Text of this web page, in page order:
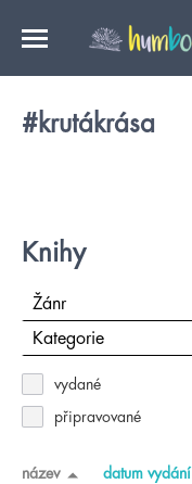
#krutákrása
Knihy
Žánr
Kategorie
vydané
připravované
název datum vydání